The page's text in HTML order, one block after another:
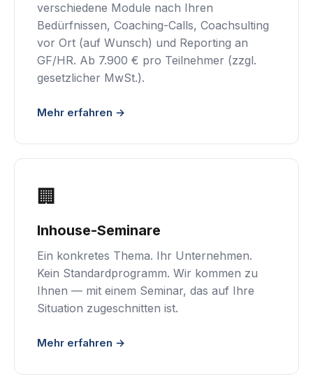
verschiedene Module nach Ihren
Bedürfnissen, Coaching-Calls, Coachsulting
vor Ort (auf Wunsch) und Reporting an
GF/HR. Ab 7.900 € pro Teilnehmer (zzgl.
gesetzlicher MwSt.).
Mehr erfahren →
🏢
Inhouse-Seminare
Ein konkretes Thema. Ihr Unternehmen.
Kein Standardprogramm. Wir kommen zu
Ihnen — mit einem Seminar, das auf Ihre
Situation zugeschnitten ist.
Mehr erfahren →